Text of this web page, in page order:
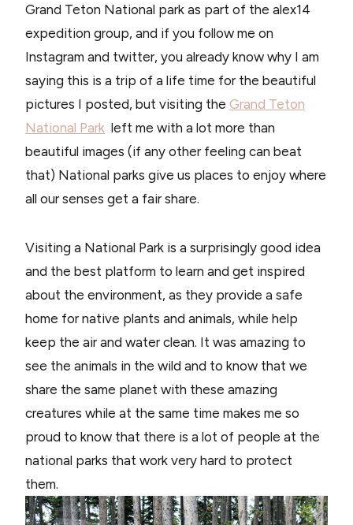
Grand Teton National park as part of the alex14
expedition group, and if you follow me on
Instagram and twitter, you already know why I am
saying this is a trip of a life time for the beautiful
pictures I posted, but visiting the Grand Teton
National Park left me with a lot more than
beautiful images (if any other feeling can beat
that) National parks give us places to enjoy where
all our senses get a fair share.
Visiting a National Park is a surprisingly good idea
and the best platform to learn and get inspired
about the environment, as they provide a safe
home for native plants and animals, while help
keep the air and water clean. It was amazing to
see the animals in the wild and to know that we
share the same planet with these amazing
creatures while at the same time makes me so
proud to know that there is a lot of people at the
national parks that work very hard to protect
them.